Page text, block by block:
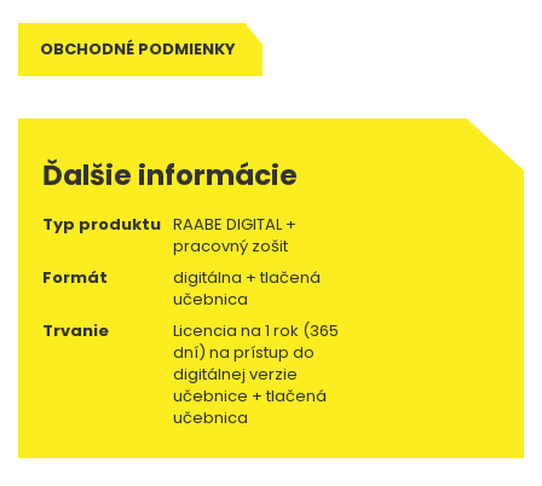
OBCHODNÉ PODMIENKY
Ďalšie informácie
Typ produktu RAABE DIGITAL +
pracovný zošit
Formát
digitálna + tlačená
učebnica
Trvanie
Licencia na 1 rok (365
dní) na prístup do
digitálnej verzie
učebnice + tlačená
učebnica